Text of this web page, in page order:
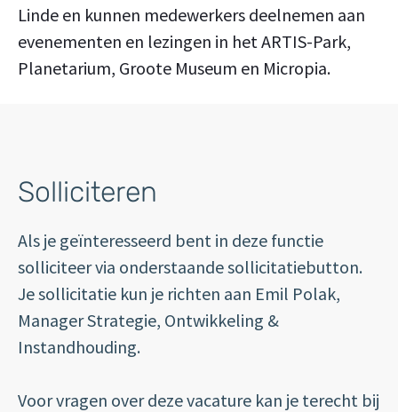
Linde en kunnen medewerkers deelnemen aan
evenementen en lezingen in het ARTIS-Park,
Planetarium, Groote Museum en Micropia.
Solliciteren
Als je geïnteresseerd bent in deze functie
solliciteer via onderstaande sollicitatiebutton.
Je sollicitatie kun je richten aan Emil Polak,
Manager Strategie, Ontwikkeling &
Instandhouding.
Voor vragen over deze vacature kan je terecht bij